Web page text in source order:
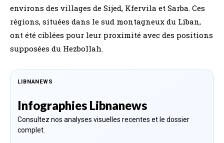
environs des villages de Sijed, Kfervila et Sarba. Ces
régions, situées dans le sud montagneux du Liban,
ont été ciblées pour leur proximité avec des positions
supposées du Hezbollah.
LIBNANEWS
Infographies Libnanews
Consultez nos analyses visuelles recentes et le dossier
complet.